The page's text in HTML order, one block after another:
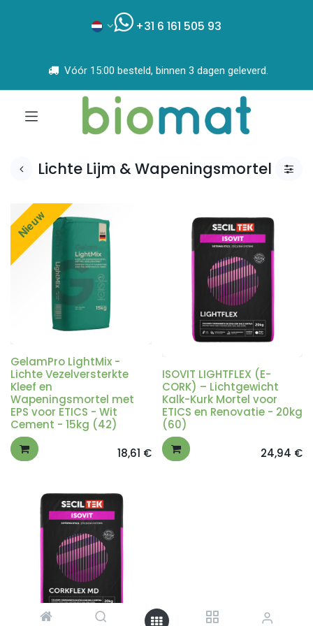
+31 6 161 505 93
Vóór 15:00 besteld, binnen 3 dagen geleverd.
Lichte Lijm & Wapeningsmortel
Nieuw
GelamPro LightMix -
Lichte Vezelversterkte
Kleef en
Wapeningsmortel met
EPS voor ETICS - Wit
Cement - 15kg (42)
18,61 €
ISOVIT LIGHTFLEX (E-
CORK) – Lichtgewicht
Kalk-Kurk Mortel voor
ETICS en Renovatie - 20kg
(60)
24,94 €